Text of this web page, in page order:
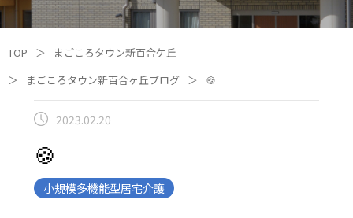
TOP ＞
まごころタウン新百合ケ丘
＞
まごころタウン新百合ヶ丘ブログ ＞ 🍪
2023.02.20
🍪
小規模多機能型居宅介護